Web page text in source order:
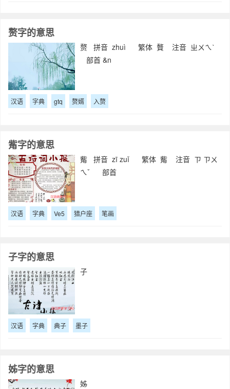
赘字的意思
赘 拼音 zhuì 繁体 贅 注音 ㄓㄨㄟˋ
部首 &n
汉语 字典 gtq 赘婿 入赘
觜字的意思
觜 拼音 zī zuǐ 繁体 觜 注音 ㄗ ㄗㄨ
ㄟˇ 部首
汉语 字典 Ve5 猎户座 笔画
子字的意思
子
汉语 字典 典子 墨子
姊字的意思
姊